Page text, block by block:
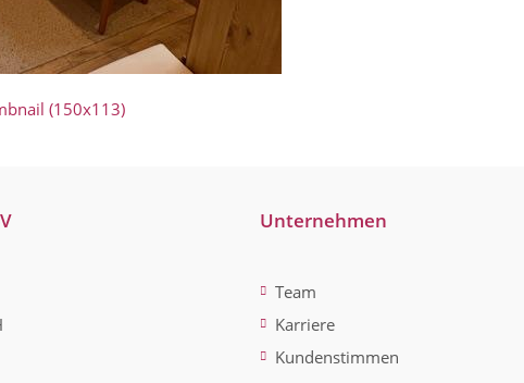
(150x113)
Unternehmen
Team
Karriere
Kundenstimmen